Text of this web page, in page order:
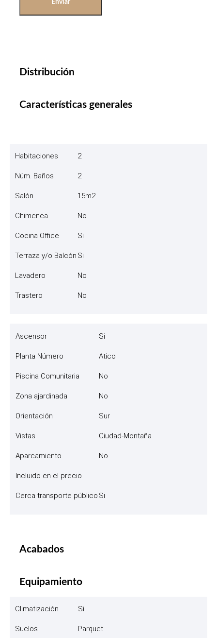
Enviar
Distribución
Características generales
Habitaciones 2
Núm. Baños 2
Salón 15m2
Chimenea No
Cocina Office Si
Terraza y/o Balcón Si
Lavadero No
Trastero No
Ascensor Si
Planta Número Atico
Piscina Comunitaria No
Zona ajardinada No
Orientación Sur
Vistas Ciudad-Montaña
Aparcamiento No
Incluido en el precio
Cerca transporte público Si
Acabados
Equipamiento
Climatización Si
Suelos Parquet